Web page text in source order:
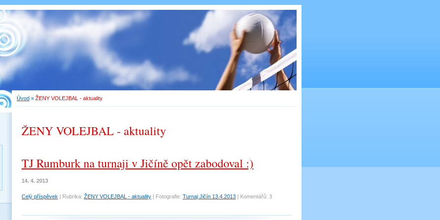
Úvod » ŽENY VOLEJBAL - aktuality
ŽENY VOLEJBAL - aktuality
TJ Rumburk na turnaji v Jičíně opět zabodoval :)
14. 4. 2013
Celý příspěvek | Rubrika: ŽENY VOLEJBAL - aktuality | Fotografie: Turnaj Jičín 13.4.2013 | Komentářů: 3